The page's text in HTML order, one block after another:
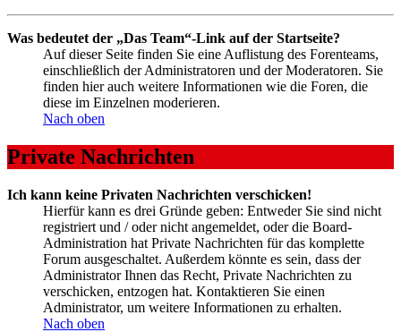
Was bedeutet der „Das Team“-Link auf der Startseite?
Auf dieser Seite finden Sie eine Auflistung des Forenteams,
einschließlich der Administratoren und der Moderatoren. Sie
finden hier auch weitere Informationen wie die Foren, die
diese im Einzelnen moderieren.
Nach oben
Private Nachrichten
Ich kann keine Privaten Nachrichten verschicken!
Hierfür kann es drei Gründe geben: Entweder Sie sind nicht
registriert und / oder nicht angemeldet, oder die Board-
Administration hat Private Nachrichten für das komplette
Forum ausgeschaltet. Außerdem könnte es sein, dass der
Administrator Ihnen das Recht, Private Nachrichten zu
verschicken, entzogen hat. Kontaktieren Sie einen
Administrator, um weitere Informationen zu erhalten.
Nach oben